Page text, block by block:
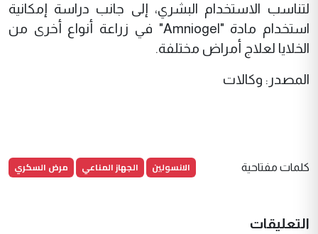
لتناسب الاستخدام البشري، إلى جانب دراسة إمكانية
استخدام مادة "Amniogel" في زراعة أنواع أخرى من
الخلايا لعلاج أمراض مختلفة.
المصدر: وكالات
كلمات مفتاحية الانسولين الجهاز المناعي مرض السكري
التعليقات